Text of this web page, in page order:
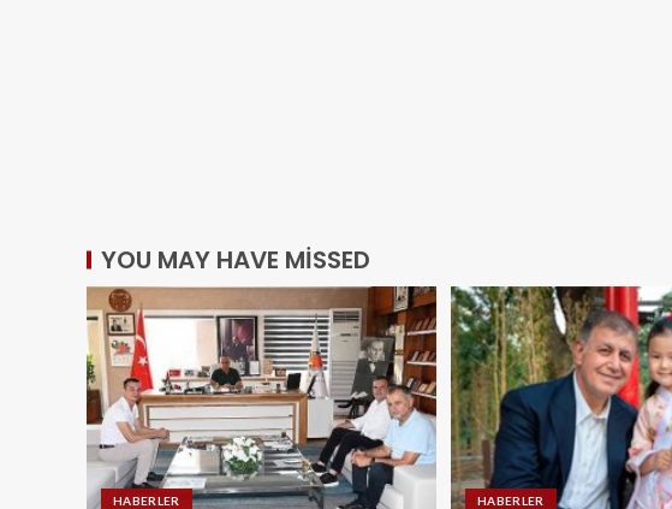
YOU MAY HAVE MISSED
HABERLER HABERLER